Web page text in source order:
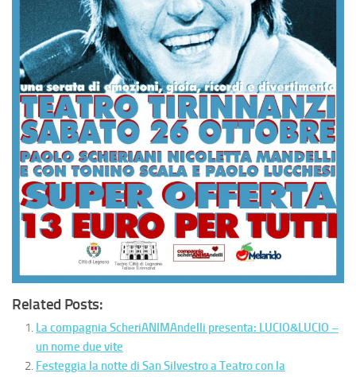
Related Posts:
La compagnia ScheriANIMAndelli presenta: LUCIO&LUCIO –
un nome due vite
Festeggia la notte di San Silvestro a Teatro con la